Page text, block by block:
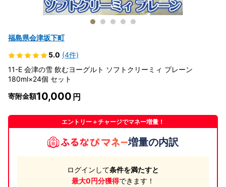
福島県会津坂下町
5.0 (4件)
11-E 会津の雪 飲むヨーグルト ソフトクリーミィ プレーン
180ml×24個 セット
寄附金額10,000
エントリー＋チャージでマネー増量！
増量の内訳
ログインして条件を満たすと
最大0円分獲得できます！